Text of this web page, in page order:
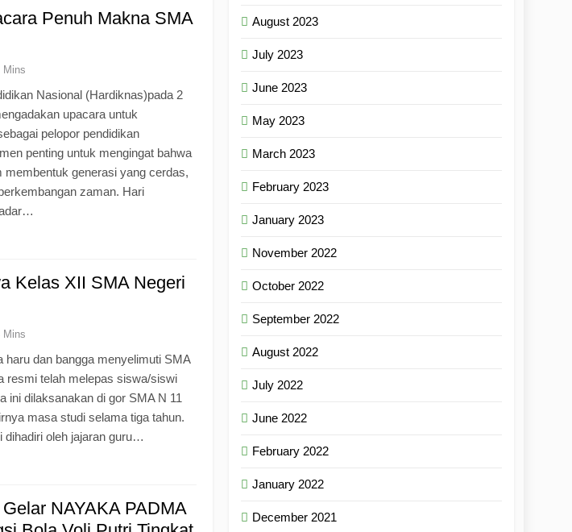
Penuh Makna SMA
Mins
Nasional (Hardiknas)pada 2
upacara untuk
pelopor pendidikan
penting untuk mengingat bahwa
membentuk generasi yang cerdas,
zaman. Hari
Kelas XII SMA Negeri
Mins
dan bangga menyelimuti SMA
resmi telah melepas siswa/siswi
ini dilaksanakan di gor SMA N 11
masa studi selama tiga tahun.
dihadiri oleh jajaran guru…
NAYAKA PADMA
August 2023
July 2023
June 2023
May 2023
March 2023
February 2023
January 2023
November 2022
October 2022
September 2022
August 2022
July 2022
June 2022
February 2022
January 2022
December 2021